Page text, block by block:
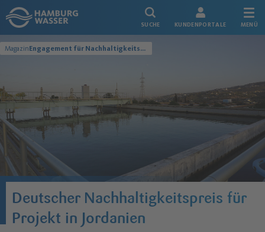
Link zur Startseite
SUCHE KUNDENPORTALE MENÜ
Magazin Engagement für Nachhaltigkeitspreis nominiert
Deutscher Nachhaltigkeitspreis für
Projekt in Jordanien